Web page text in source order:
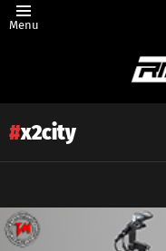
Menu
x2city
Latest